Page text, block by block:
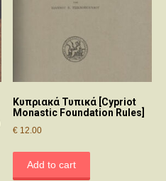
Κυπριακά Τυπικά [Cypriot
Monastic Foundation Rules]
€ 12.00
Add to cart